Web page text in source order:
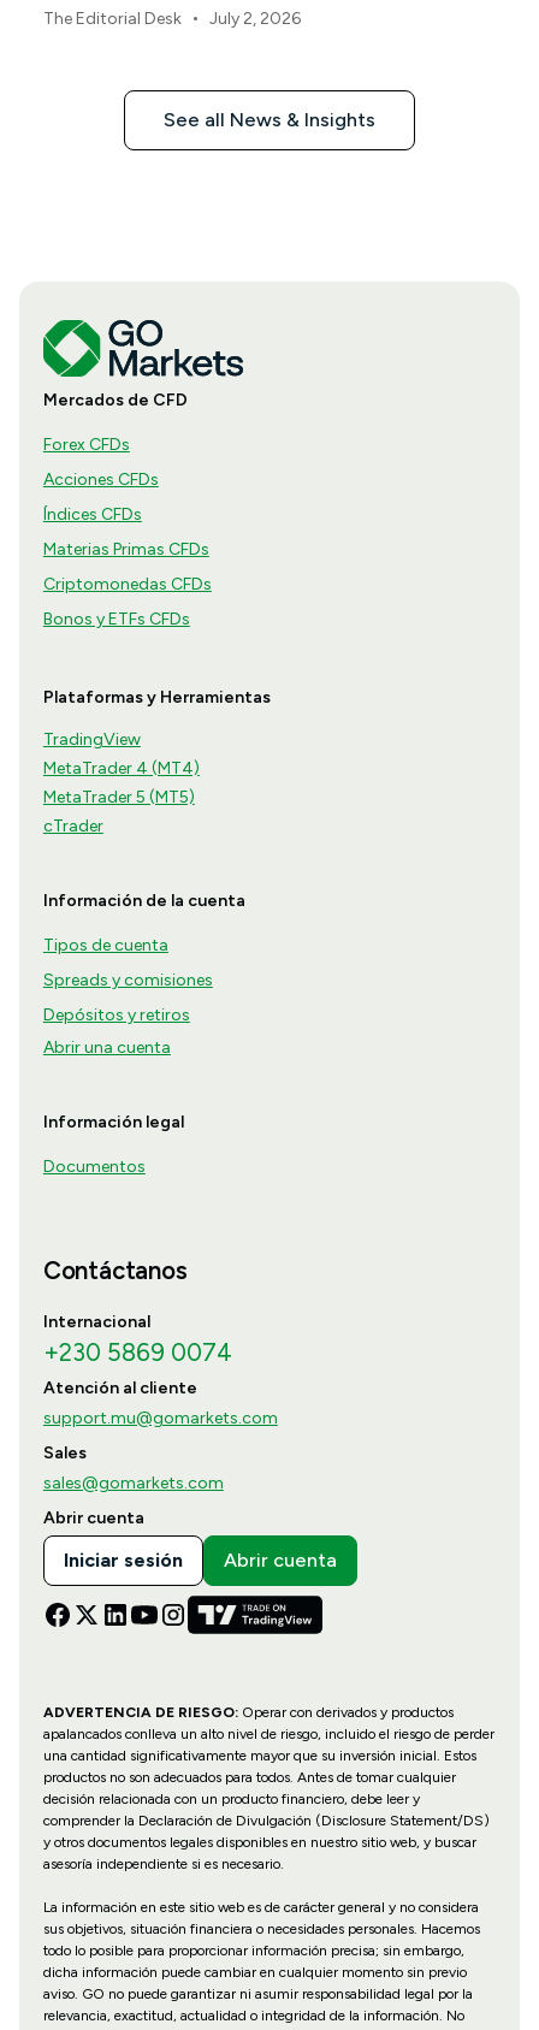
marco de política revisado de la Reserva Federal.
The Editorial Desk • July 2, 2026
See all News & Insights
Mercados de CFD
Forex CFDs
Acciones CFDs
Índices CFDs
Materias Primas CFDs
Criptomonedas CFDs
Bonos y ETFs CFDs
Plataformas y Herramientas
TradingView
MetaTrader 4 (MT4)
MetaTrader 5 (MT5)
cTrader
Información de la cuenta
Tipos de cuenta
Spreads y comisiones
Depósitos y retiros
Abrir una cuenta
Información legal
Documentos
Contáctanos
Internacional
+230 5869 0074
Atención al cliente
support.mu@gomarkets.com
Sales
sales@gomarkets.com
Abrir cuenta
Iniciar sesión Abrir cuenta
ADVERTENCIA DE RIESGO:Operar con derivados y productos
apalancados conlleva un alto nivel de riesgo, incluido el riesgo de perder
una cantidad significativamente mayor que su inversión inicial. Estos
productos no son adecuados para todos. Antes de tomar cualquier
decisión relacionada con un producto financiero, debe leer y
comprender la Declaración de Divulgación (Disclosure Statement/DS)
y otros documentos legales disponibles en nuestro sitio web, y buscar
asesoría independiente si es necesario.
La información en este sitio web es de carácter general y no considera
sus objetivos, situación financiera o necesidades personales. Hacemos
todo lo posible para proporcionar información precisa; sin embargo,
dicha información puede cambiar en cualquier momento sin previo
aviso. GO no puede garantizar ni asumir responsabilidad legal por la
relevancia, exactitud, actualidad o integridad de la información. No